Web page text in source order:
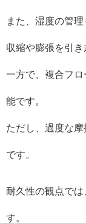
また、湿度の管
収縮や膨張を引き
一方で、複合フ
能です。
ただし、過度な
です。
耐久性の観点で
す。